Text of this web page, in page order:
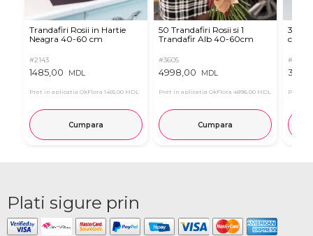
Trandafiri Rosii in Hartie
Neagra 40-60 cm
#2143
1485,00 MDL
Pret in aplicatia OkFlora 1455,00 MDL
Cumpara
50 Trandafiri Rosii si 1
Trandafir Alb 40-60cm
#3605
4998,00 MDL
Pret in aplicatia OkFlora 4896,00 MDL
Cumpara
35
cm
#2124
Pret in
Plati sigure prin